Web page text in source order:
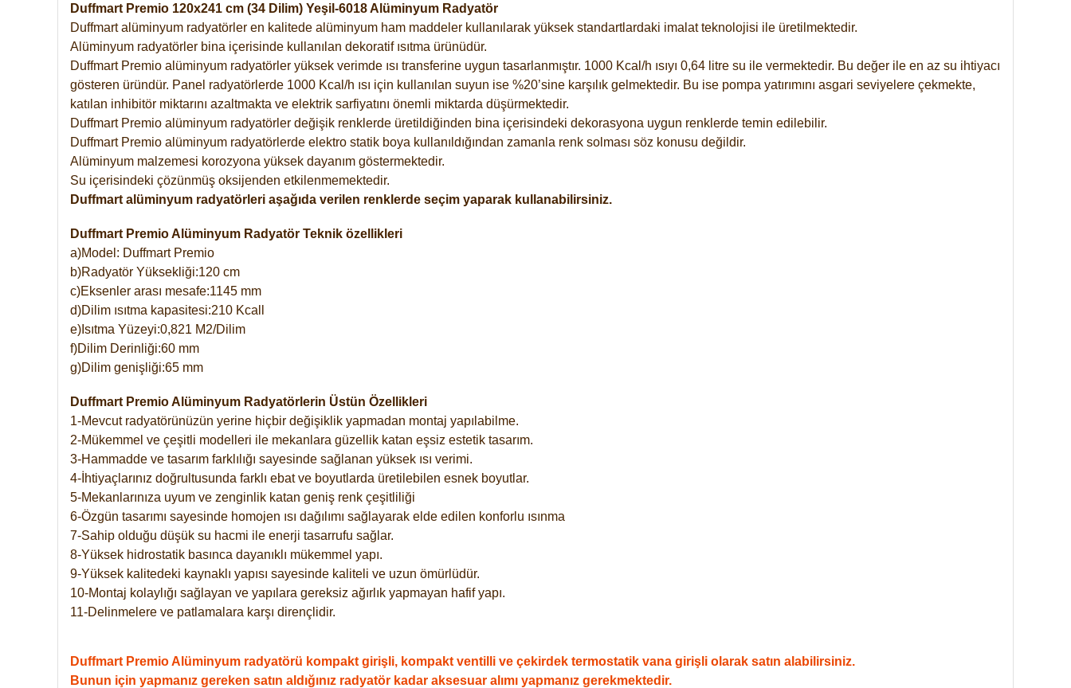
Duffmart Premio 120x241 cm (34 Dilim) Yeşil-6018 Alüminyum Radyatör
Duffmart alüminyum radyatörler en kalitede alüminyum ham maddeler kullanılarak yüksek standartlardaki imalat teknolojisi ile üretilmektedir.
Alüminyum radyatörler bina içerisinde kullanılan dekoratif ısıtma ürünüdür.
Duffmart Premio alüminyum radyatörler yüksek verimde ısı transferine uygun tasarlanmıştır. 1000 Kcal/h ısıyı 0,64 litre su ile vermektedir. Bu değer ile en az su ihtiyacı
gösteren üründür. Panel radyatörlerde 1000 Kcal/h ısı için kullanılan suyun ise %20’sine karşılık gelmektedir. Bu ise pompa yatırımını asgari seviyelere çekmekte,
katılan inhibitör miktarını azaltmakta ve elektrik sarfiyatını önemli miktarda düşürmektedir.
Duffmart Premio alüminyum radyatörler değişik renklerde üretildiğinden bina içerisindeki dekorasyona uygun renklerde temin edilebilir.
Duffmart Premio alüminyum radyatörlerde elektro statik boya kullanıldığından zamanla renk solması söz konusu değildir.
Alüminyum malzemesi korozyona yüksek dayanım göstermektedir.
Su içerisindeki çözünmüş oksijenden etkilenmemektedir.
Duffmart alüminyum radyatörleri aşağıda verilen renklerde seçim yaparak kullanabilirsiniz.
Duffmart Premio Alüminyum Radyatör Teknik özellikleri
a)Model: Duffmart Premio
b)Radyatör Yüksekliği:120 cm
c)Eksenler arası mesafe:1145 mm
d)Dilim ısıtma kapasitesi:210 Kcall
e)Isıtma Yüzeyi:0,821 M2/Dilim
f)Dilim Derinliği:60 mm
g)Dilim genişliği:65 mm
Duffmart Premio Alüminyum Radyatörlerin Üstün Özellikleri
1-Mevcut radyatörünüzün yerine hiçbir değişiklik yapmadan montaj yapılabilme.
2-Mükemmel ve çeşitli modelleri ile mekanlara güzellik katan eşsiz estetik tasarım.
3-Hammadde ve tasarım farklılığı sayesinde sağlanan yüksek ısı verimi.
4-İhtiyaçlarınız doğrultusunda farklı ebat ve boyutlarda üretilebilen esnek boyutlar.
5-Mekanlarınıza uyum ve zenginlik katan geniş renk çeşitliliği
6-Özgün tasarımı sayesinde homojen ısı dağılımı sağlayarak elde edilen konforlu ısınma
7-Sahip olduğu düşük su hacmi ile enerji tasarrufu sağlar.
8-Yüksek hidrostatik basınca dayanıklı mükemmel yapı.
9-Yüksek kalitedeki kaynaklı yapısı sayesinde kaliteli ve uzun ömürlüdür.
10-Montaj kolaylığı sağlayan ve yapılara gereksiz ağırlık yapmayan hafif yapı.
11-Delinmelere ve patlamalara karşı dirençlidir.
Duffmart Premio Alüminyum radyatörü kompakt girişli, kompakt ventilli ve çekirdek termostatik vana girişli olarak satın alabilirsiniz.
Bunun için yapmanız gereken satın aldığınız radyatör kadar aksesuar alımı yapmanız gerekmektedir.